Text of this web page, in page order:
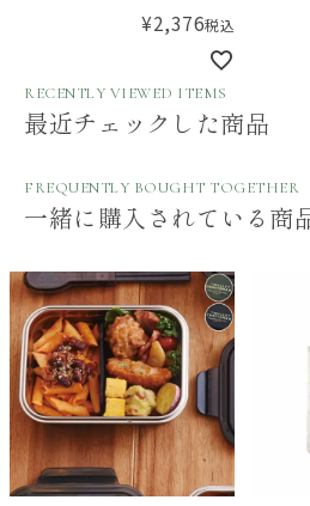
¥2,376税込
RECENTLY VIEWED ITEMS
最近チェックした商品
FREQUENTLY BOUGHT TOGETHER
一緒に購入されている商